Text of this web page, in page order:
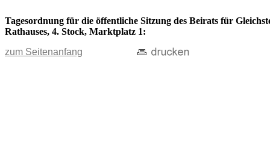
Tagesordnung für die öffentliche Sitzung des Beirats für
Rathauses, 4. Stock, Marktplatz 1:
zum Seitenanfang